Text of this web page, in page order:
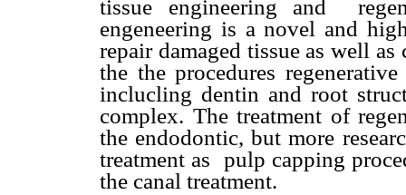
tissue engineering and
engeneering is a novel and
repair damaged tissue as well
the the procedures
inclucling dentin and root
complex. The treatment of
the endodontic, but more
treatment as pulp capping
the canal treatment.